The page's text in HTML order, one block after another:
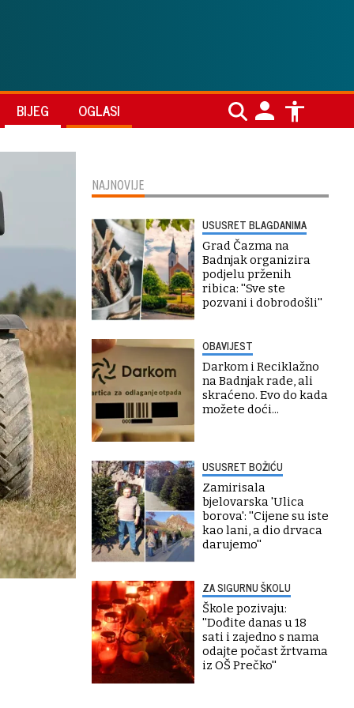
BIJEG OGLASI
NAJNOVIJE
USUSRET BLAGDANIMA
Grad Čazma na
Badnjak organizira
podjelu prženih
ribica: ''Sve ste
pozvani i dobrodošli''
OBAVIJEST
Darkom i Reciklažno
na Badnjak rade, ali
skraćeno. Evo do kada
možete doći...
USUSRET BOŽIĆU
Zamirisala
bjelovarska 'Ulica
borova': ''Cijene su iste
kao lani, a dio drvaca
darujemo''
ZA SIGURNU ŠKOLU
Škole pozivaju:
''Dođite danas u 18
sati i zajedno s nama
odajte počast žrtvama
iz OŠ Prečko''